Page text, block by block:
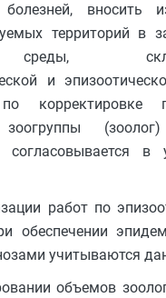
вносить
территорий в
и
корректировке
зоогруппы
согласовывается в
работ по
обеспечении
учитываются
объемов